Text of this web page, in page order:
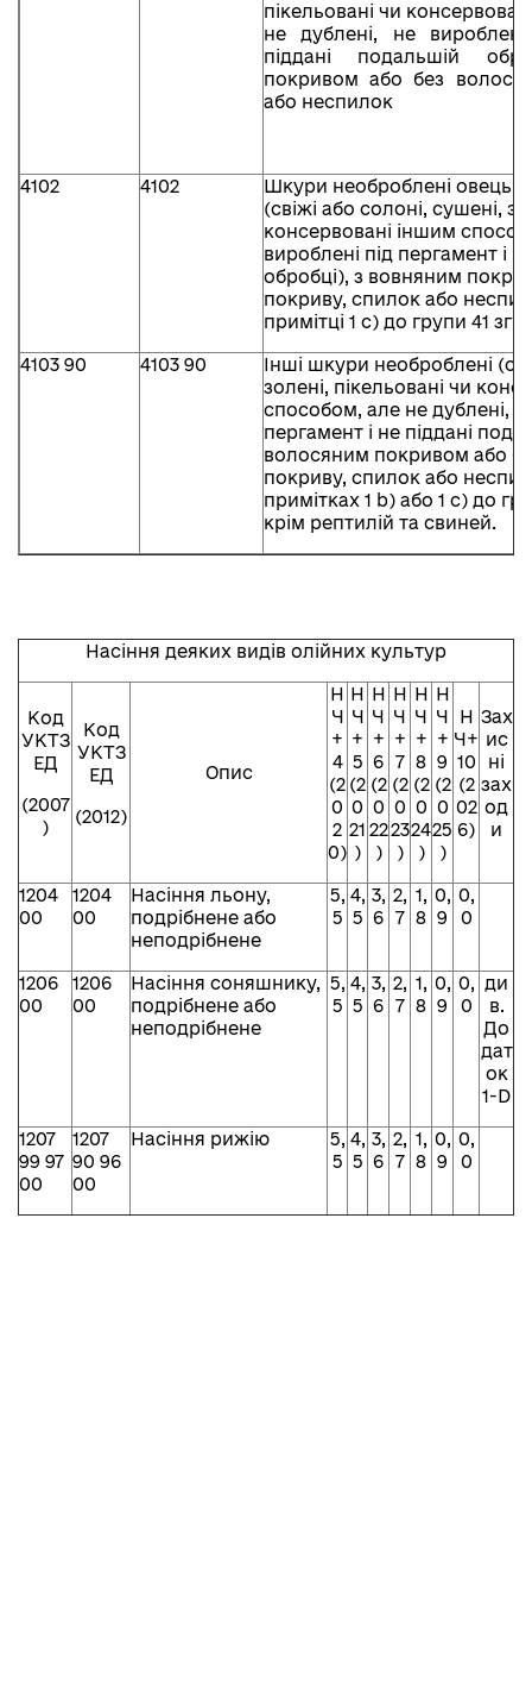
пікельовані чи
не дублені, не
піддані подальшій
покривом або без
або неспилок
4102 4102
Шкури необроблені овець
(свіжі або солоні, сушені,
консервовані іншим
вироблені під пергамент і
обробці), з вовняним
покриву, спилок або
примітці 1 с) до групи 41
4103 90 4103 90
Інші шкури необроблені
золені, пікельовані чи
способом, але не дублені,
пергамент і не піддані
волосяним покривом або
покриву, спилок або
примітках 1 b) або 1 с) до
крім рептилій та свиней.
Насіння деяких видів олійних культур
Код
УКТЗ
ЕД
(2007
)
Код
УКТЗ
ЕД
(2012)
Опис
Н
Ч
+
4
(2
0
2
0)
Н
Ч
+
5
(2
0
21
)
Н
Ч
+
6
(2
0
22
)
Н
Ч
+
7
(2
0
23
)
Н
Ч
+
8
(2
0
24
)
Н
Ч
+
9
(2
0
25
)
Н
Ч+
10
(2
02
6)
Зах
ис
ні
зах
од
и
1204
00
1204
00
Насіння льону,
подрібнене або
неподрібнене
5,
5
4,
5
3,
6
2,
7
1,
8
0,
9
0,
0
1206
00
1206
00
Насіння соняшнику,
подрібнене або
неподрібнене
5,
5
4,
5
3,
6
2,
7
1,
8
0,
9
0,
0
ди
в.
До
дат
ок
1-D
1207
99 97
00
1207
90 96
00
Насіння рижію
5,
5
4,
5
3,
6
2,
7
1,
8
0,
9
0,
0